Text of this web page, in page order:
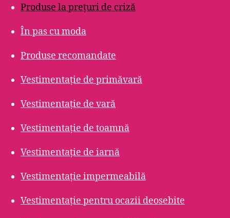
Produse la prețuri de criză
În pas cu moda
Produse recomandate
Vestimentație de primăvară
Vestimentație de vară
Vestimentație de toamnă
Vestimentație de iarnă
Vestimentație impermeabilă
Vestimentație pentru ocazii deosebite